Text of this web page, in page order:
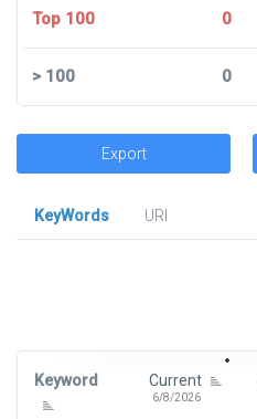
Top 100 0
>100 0
Export
KeyWords
URl
Keyword Current
6/8/2026